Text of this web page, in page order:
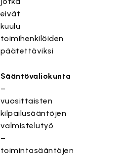
eivät
kuulu
toimihenkilöiden
päätettäviksi
Sääntövaliokunta
–
vuosittaisten
kilpailusääntöjen
valmistelutyö
–
toimintasääntöjen